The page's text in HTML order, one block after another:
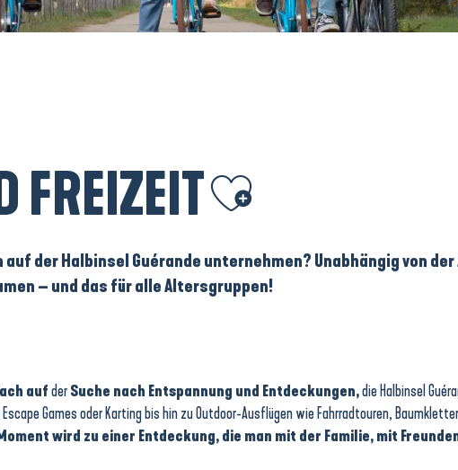
FREIZEIT Ajouter aux favoris
der Halbinsel Guérande unternehmen? Unabhängig von
– und das für alle Altersgruppen!
aufderSuche nach Entspannung und Entdeckungen,die Halbinsel
Games oder Karting bis hin zu Outdoor-Ausflügen wie Fahrradtouren,
wird zu einer Entdeckung, die man mit der Familie, mit